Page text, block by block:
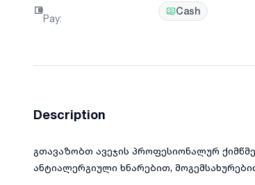
Pay:
Cash
Description
გთავაზობთ ავეჯის პროფესიონალურ
ანტიალერგიული ხნარებით,